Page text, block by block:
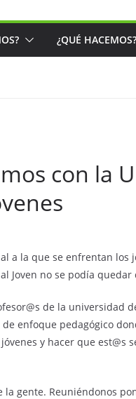
¿QUÉ HACEMOS?
con la
a la que se enfrentan los
Joven no se podía
de la universidad
enfoque pedagógico
y hacer que
la gente. Reuniéndonos